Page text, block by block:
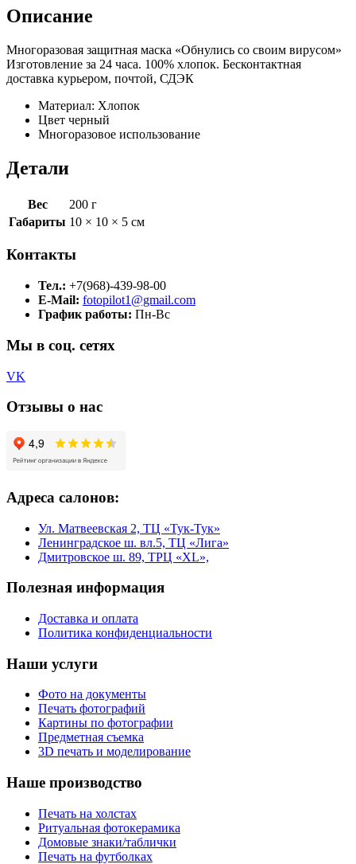
Описание
Многоразовая защитная маска «Обнулись со своим вирусом»
Изготовление за 24 часа. 100% хлопок. Бесконтактная
доставка курьером, почтой, СДЭК
Материал: Хлопок
Цвет черный
Многоразовое использование
Детали
Вес
200 г
Габариты 10 × 10 × 5 см
Контакты
Тел.: +7(968)-439-98-00
E-Mail: fotopilot1@gmail.com
График работы: Пн-Вс
Мы в соц. сетях
VK
Отзывы о нас
Адреса салонов:
Ул. Матвеевская 2, ТЦ «Тук-Тук»
Ленинградское ш. вл.5, ТЦ «Лига»
Дмитровское ш. 89, ТРЦ «XL»,
Полезная информация
Доставка и оплата
Политика конфиденциальности
Наши услуги
Фото на документы
Печать фотографий
Картины по фотографии
Предметная съемка
3D печать и моделирование
Наше производство
Печать на холстах
Ритуальная фотокерамика
Домовые знаки/таблички
Печать на футболках